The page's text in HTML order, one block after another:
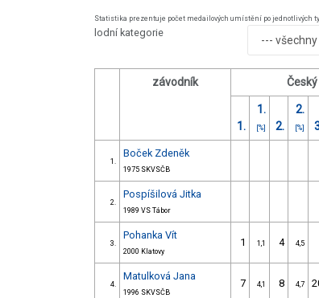
Statistika prezentuje počet medailových umístění po jednotlivých
lodní kategorie
závodník
1.
1.
[%] 2.
2.
[%]
1.
Boček Zdeněk
1975 SKVSČB
2.
Pospíšilová Jitka
1989 VS Tábor
3.
Pohanka Vít
2000 Klatovy
1 1,1 4 4,5
4.
Matulková Jana
1996 SKVSČB
7 4,1 8 4,7